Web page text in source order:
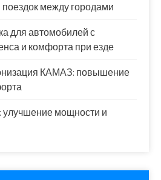
поездок между городами
для автомобилей с
и комфорта при езде
КАМАЗ: повышение
улучшение мощности и